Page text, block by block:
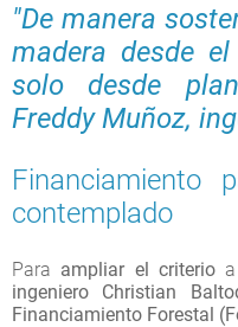
"De manera
madera desde
solo desde
Freddy Muñoz,
Financiamiento
contemplado
Para ampliar el criterio a
ingeniero Christian
Financiamiento Forestal